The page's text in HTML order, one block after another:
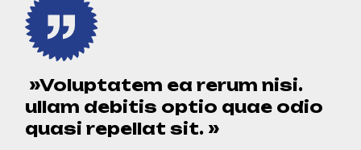
»Voluptatem ea rerum nisi.
ullam debitis optio quae odio
quasi repellat sit. »